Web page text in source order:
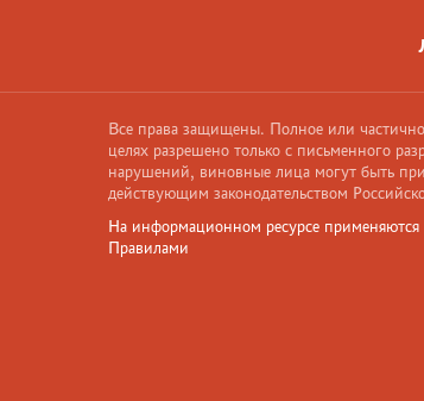
Все права защищены. Полное или
целях разрешено только с письменного
нарушений, виновные лица могут быть
действующим законодательством
На информационном ресурсе применяются
Правилами